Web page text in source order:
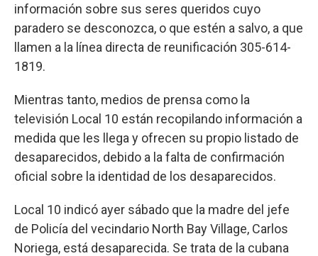
información sobre sus seres queridos cuyo
paradero se desconozca, o que estén a salvo, a que
llamen a la línea directa de reunificación 305-614-
1819.
Mientras tanto, medios de prensa como la
televisión Local 10 están recopilando información a
medida que les llega y ofrecen su propio listado de
desaparecidos, debido a la falta de confirmación
oficial sobre la identidad de los desaparecidos.
Local 10 indicó ayer sábado que la madre del jefe
de Policía del vecindario North Bay Village, Carlos
Noriega, está desaparecida. Se trata de la cubana